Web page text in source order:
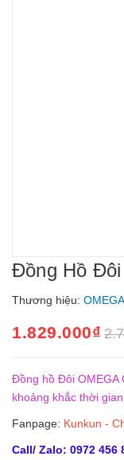
Đồng Hồ
Thương hiệu: OMEGA
1.829.000₫
Đồng hồ Đôi OMEGA
khoảng khắc thời
Fanpage: Kunkun -
Call/ Zalo: 0972 456